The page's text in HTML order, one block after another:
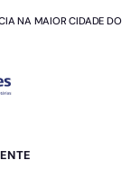
NA MAIOR CIDADE DO